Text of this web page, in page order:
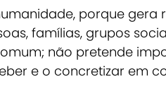
porque gera
famílias, grupos
não pretende
e o concretizar em